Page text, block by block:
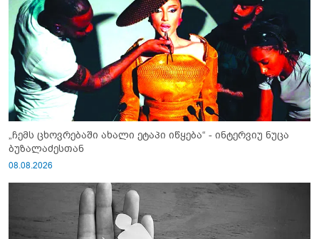
„ჩემს ცხოვრებაში ახალი ეტაპი იწყება“ - ინტერვიუ ნუცა
ბუზალაძესთან
08.08.2026